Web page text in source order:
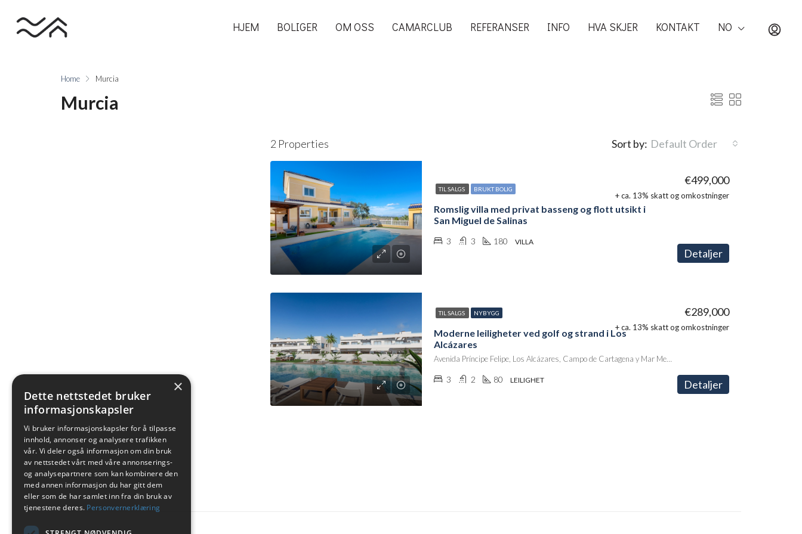
HJEM BOLIGER OM OSS CAMARCLUB REFERANSER INFO HVA SKJER KONTAKT NO
Home Murcia
Murcia
2 Properties Sort by: Default Order
TIL SALGS BRUKT BOLIG
Romslig villa med privat basseng og flott utsikt i
San Miguel de Salinas
€499,000
+ ca. 13% skatt og omkostninger
3 3 180 VILLA
Detaljer
TIL SALGS NYBYGG
Moderne leiligheter ved golf og strand i Los
Alcázares
€289,000
+ ca. 13% skatt og omkostninger
Avenida Príncipe Felipe, Los Alcázares, Campo de Cartagena y Mar Menor, Región de Murcia, 30710, España
3 2 80 LEILIGHET Detaljer
×
Dette nettstedet bruker
informasjonskapsler
Vi bruker informasjonskapsler for å tilpasse
innhold, annonser og analysere trafikken
vår. Vi deler også informasjon om din bruk
av nettstedet vårt med våre annonserings-
og analysepartnere som kan kombinere den
med annen informasjon du har gitt dem
eller som de har samlet inn fra din bruk av
tjenestene deres. Personvernerklæring